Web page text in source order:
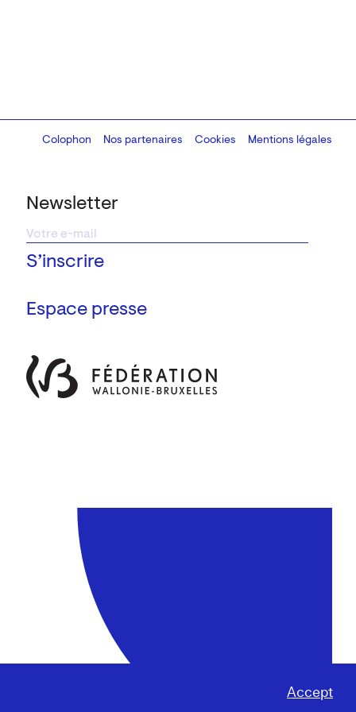
Accept
Newsletter
Espace presse
Colophon
Design:Marcel Kaczmarek, code:8080.studio
Nos partenaires Cookies Mentions légales